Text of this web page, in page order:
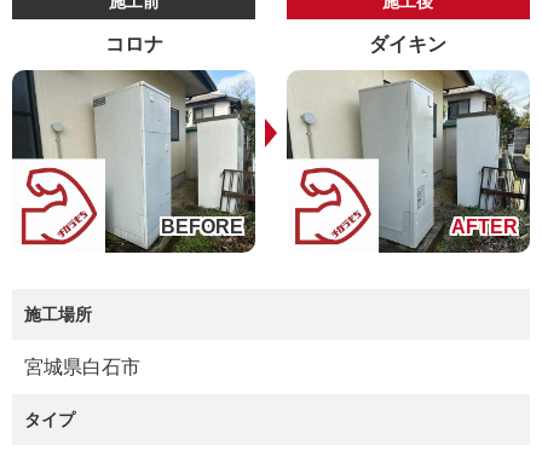
コロナ ダイキン
施工場所
宮城県白石市
タイプ